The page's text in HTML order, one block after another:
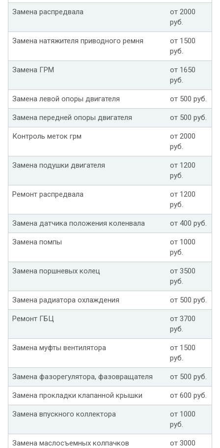
Замена распредвала
от 2000
руб.
Замена натяжителя приводного ремня
от 1500
руб.
Замена ГРМ
от 1650
руб.
Замена левой опоры двигателя от 500 руб.
Замена передней опоры двигателя от 500 руб.
Контроль меток грм
от 2000
руб.
Замена подушки двигателя
от 1200
руб.
Ремонт распредвала
от 1200
руб.
Замена датчика положения коленвала от 400 руб.
Замена помпы
от 1000
руб.
Замена поршневых колец
от 3500
руб.
Замена радиатора охлаждения от 500 руб.
Ремонт ГБЦ
от 3700
руб.
Замена муфты вентилятора
от 1500
руб.
Замена фазорегулятора, фазовращателя от 500 руб.
Замена прокладки клапанной крышки от 600 руб.
Замена впускного коллектора
от 1000
руб.
Замена маслосъемных колпачков
от 3000